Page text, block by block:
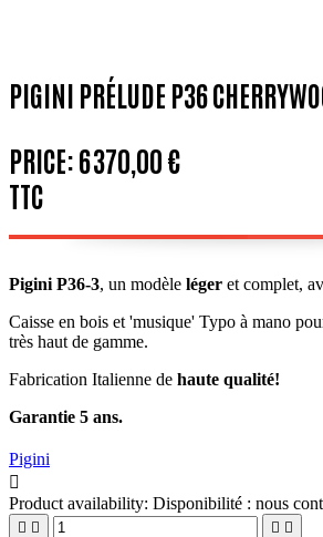
PIGINI PRÉLUDE P36
PRICE:6 370,00 €
TTC
Pigini P36-3, un modèle léger et complet,
Caisse en bois et 'musique' Typo à mano
très haut de gamme.
Fabrication Italienne de haute qualité!
Garantie 5 ans.
Pigini

Product availability: Disponibilité : nous
   